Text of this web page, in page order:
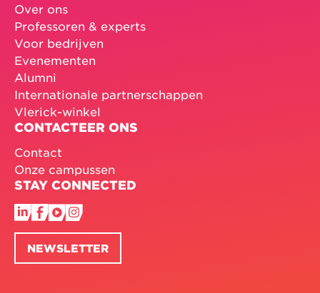
Over ons
Professoren & experts
Voor bedrijven
Evenementen
Alumni
Internationale partnerschappen
Vlerick-winkel
CONTACTEER ONS
Contact
Onze campussen
STAY CONNECTED
NEWSLETTER